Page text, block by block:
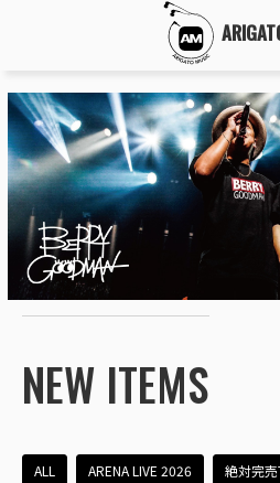
NEW ITEMS
ALL ARENA LIVE 2026 絶対完売